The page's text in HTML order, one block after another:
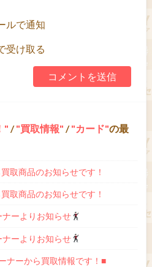
ルで通知
受け取る
/ 買取情報 / カード の最
取商品のお知らせです！
取商品のお知らせです！
ナーよりお知らせ
ナーよりお知らせ
ナーから買取情報です！■